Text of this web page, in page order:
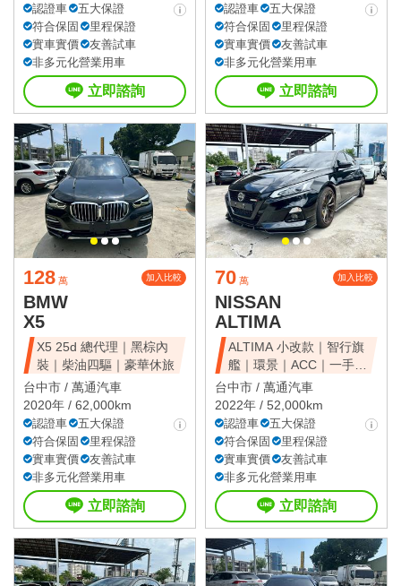
認證車
五大保證
符合保固
里程保證
實車實價
友善試車
非多元化營業用車
立即諮詢
認證車
五大保證
符合保固
里程保證
實車實價
友善試車
非多元化營業用車
立即諮詢
128 萬 加入比較
BMW
X5
X5 25d 總代理｜黑棕內
裝｜柴油四驅｜豪華休旅
台中市 / 萬通汽車
2020年 / 62,000km
認證車
五大保證
符合保固
里程保證
實車實價
友善試車
非多元化營業用車
立即諮詢
70 萬 加入比較
NISSAN
ALTIMA
ALTIMA 小改款｜智行旗
艦｜環景｜ACC｜一手美
車
台中市 / 萬通汽車
2022年 / 52,000km
認證車
五大保證
符合保固
里程保證
實車實價
友善試車
非多元化營業用車
立即諮詢